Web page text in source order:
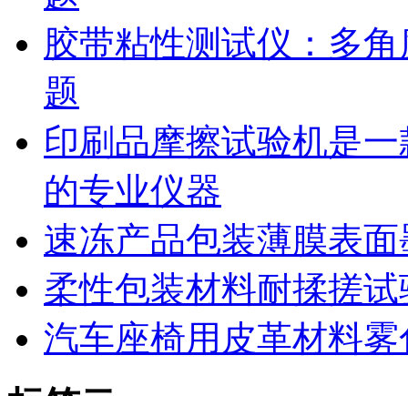
胶带粘性测试仪：多
题
印刷品摩擦试验机是
的专业仪器
速冻产品包装薄膜表
柔性包装材料耐揉搓
汽车座椅用皮革材料